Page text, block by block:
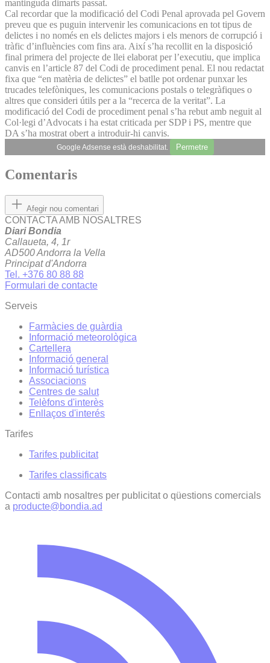
mantinguda dimarts passat.
Cal recordar que la modificació del Codi Penal aprovada pel Govern
preveu que es puguin intervenir les comunicacions en tot tipus de
delictes i no només en els delictes majors i els menors de corrupció i
tràfic d’influències com fins ara. Així s’ha recollit en la disposició
final primera del projecte de llei elaborat per l’executiu, que implica
canvis en l’article 87 del Codi de procediment penal. El nou redactat
fixa que “en matèria de delictes” el batlle pot ordenar punxar les
trucades telefòniques, les comunicacions postals o telegràfiques o
altres que consideri útils per a la “recerca de la veritat”. La
modificació del Codi de procediment penal s’ha rebut amb neguit al
Col·legi d’Advocats i ha estat criticada per SDP i PS, mentre que
DA s’ha mostrat obert a introduir-hi canvis.
Google Adsense està deshabilitat. Permetre
Comentaris
Afegir nou comentari
CONTACTA AMB NOSALTRES
Diari Bondia
Callaueta, 4, 1r
AD500 Andorra la Vella
Principat d'Andorra
Tel. +376 80 88 88
Formulari de contacte
Serveis
Farmàcies de guàrdia
Informació meteorològica
Cartellera
Informació general
Informació turística
Associacions
Centres de salut
Telèfons d'interès
Enllaços d'interés
Tarifes
Tarifes publicitat
Tarifes classificats
Contacti amb nosaltres per publicitat o qüestions comercials
a producte@bondia.ad